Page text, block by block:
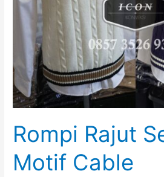
Rompi Rajut
Motif Cable